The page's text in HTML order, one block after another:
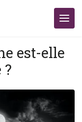
est-elle